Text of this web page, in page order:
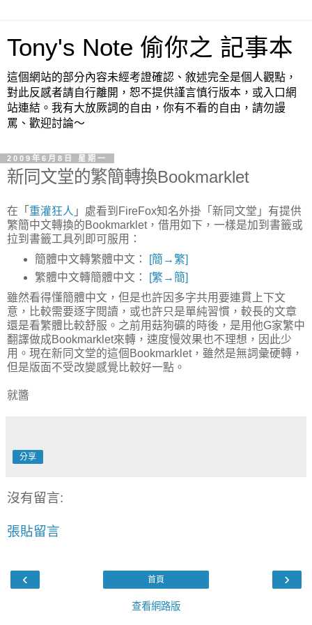
Tony's Note 偷你之 記事本
這個網站的部分內容未經考證確認、敘述完全是個人觀點，
對此反感者請自行離開，恕不提供謹言慎行版本，或入口網
站連結。我有大放厥詞的自由，你有不看的自由，請勿謾
罵、歡迎討論～
2009年6月8日 星期一
新同文堂的繁簡轉換Bookmarklet
在「 重灌狂人 」處看到FireFox知名外掛「新同文堂」有提供
繁簡中文轉換的Bookmarklet，借用如下，一樣是加到書籤或
拉到書籤工具列即可服用：
簡體中文轉繁體中文：
[簡→繁]
繁體中文轉簡體中文：
[繁→簡]
雖然看得懂簡體中文，但是也許因多字共用要連貫上下文
意，比較需要逐字閱讀，或也許只是單純習慣，較長的文章
還是看繁體比較舒服。之前用菇狗礦的時後，是用他G家繁中
翻譯做成Bookmarklet來轉，速度慢效果也不理想，因此少
用。現在新同文堂的這個Bookmarklet，雖然是無詞彙硬轉，
但是版面不受改變感覺比較好一點。
就醬
分享
沒有留言:
張貼留言
‹ ›
首頁
查看網路版